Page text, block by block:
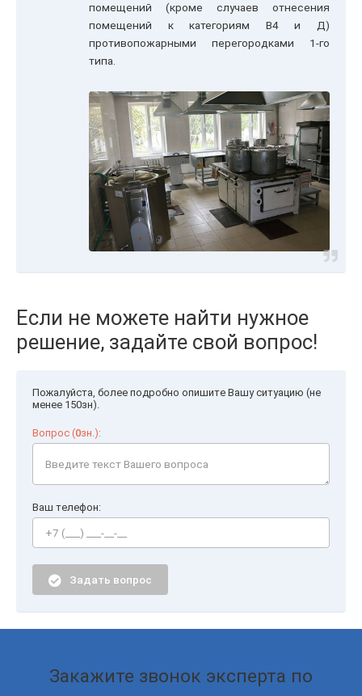
помещений (кроме случаев отнесения
помещений к категориям В4 и Д)
противопожарными перегородками 1-го
типа.
Если не можете найти нужное
решение, задайте свой вопрос!
Пожалуйста, более подробно опишите Вашу ситуацию (не
менее 150зн).
Вопрос (0зн.):
Ваш телефон:
Задать вопрос
Закажите звонок эксперта по